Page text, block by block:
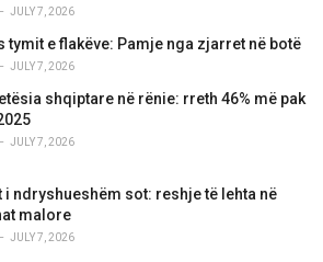
JULY 7, 2026
tymit e flakëve: Pamje nga zjarret në botë
JULY 7, 2026
shqiptare në rënie: rreth 46% më pak
JULY 7, 2026
i ndryshueshëm sot: reshje të lehta në
malore
JULY 7, 2026